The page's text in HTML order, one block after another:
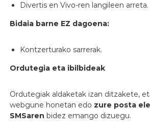
Divertis en Vivo-ren langileen arreta.
Bidaia barne EZ dagoena:
Kontzerturako sarrerak.
Ordutegia eta ibilbideak
Ordutegiak aldaketak izan ditzakete,
webgune honetan edo zure posta
SMSaren bidez emango dizuegu.